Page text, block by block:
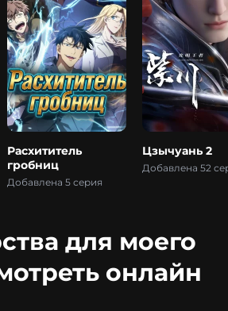
Расхититель
гробниц
Добавлена 5 серия
Цзычуань 2
Добавлена 52
для моего
онлайн